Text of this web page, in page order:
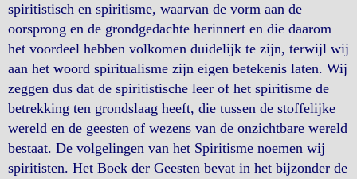
spiritistisch en spiritisme, waarvan de vorm aan de
oorsprong en de grondgedachte herinnert en die daarom
het voordeel hebben volkomen duidelijk te zijn, terwijl wij
aan het woord spiritualisme zijn eigen betekenis laten. Wij
zeggen dus dat de spiritistische leer of het spiritisme de
betrekking ten grondslaag heeft, die tussen de stoffelijke
wereld en de geesten of wezens van de onzichtbare wereld
bestaat. De volgelingen van het Spiritisme noemen wij
spiritisten. Het Boek der Geesten bevat in het bijzonder de